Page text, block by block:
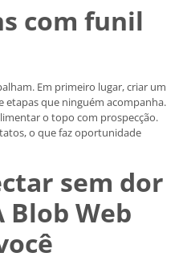
com funil
Em primeiro lugar, criar um
etapas que ninguém acompanha.
o topo com prospecção.
o que faz oportunidade
sem dor
Blob Web